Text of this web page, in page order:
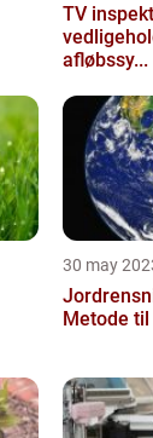
TV
afløbssy...
30 may
Metode